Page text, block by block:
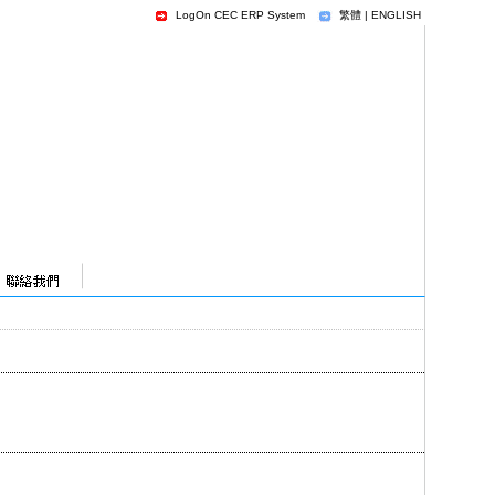
LogOn CEC ERP System 繁體 | ENGLISH